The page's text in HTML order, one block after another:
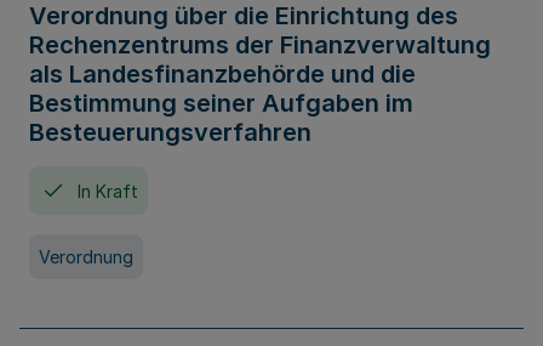
Verordnung über die Einrichtung des
Rechenzentrums der Finanzverwaltung
als Landesfinanzbehörde und die
Bestimmung seiner Aufgaben im
Besteuerungsverfahren
In Kraft
Verordnung